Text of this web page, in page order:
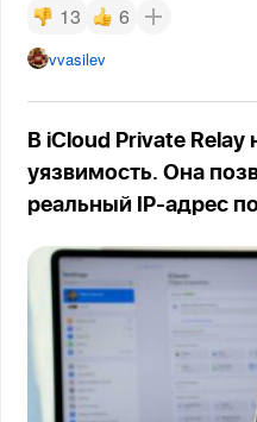
13 6
vvasilev
В iCloud Private
уязвимость. Она
реальный IP-адрес